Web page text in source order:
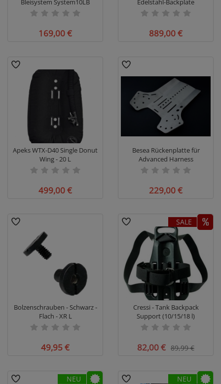
Bleisystem System10LB
169,00 €
Edelstahl-Backplate
889,00 €
Apeks WTX-D40 Single Donut
Wing - 20 L
499,00 €
Besea Rückenplatte für
Advanced Harness
229,00 €
Bolzenschrauben - Schwarz -
Flach - XR L
49,95 €
SALE
Cressi - Tank Backpack
Support (10/15/18 l)
82,00 € 89,99 €
NEU NEU